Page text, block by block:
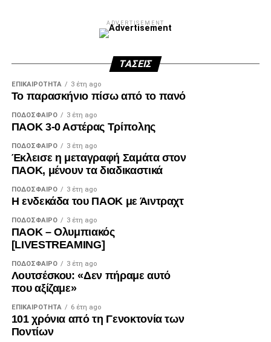
ADVERTISEMENT
ΤΆΣΕΙΣ
ΕΠΙΚΑΙΡΌΤΗΤΑ 3 έτη ago
Το παρασκήνιο πίσω από το πανό
ΠΟΔΌΣΦΑΙΡΟ 3 έτη ago
ΠΑΟΚ 3-0 Αστέρας Τρίπολης
ΠΟΔΌΣΦΑΙΡΟ 3 έτη ago
Έκλεισε η μεταγραφή Σαμάτα στον
ΠΑΟΚ, μένουν τα διαδικαστικά
ΠΟΔΌΣΦΑΙΡΟ 3 έτη ago
Η ενδεκάδα του ΠΑΟΚ με Άιντραχτ
ΠΟΔΌΣΦΑΙΡΟ 3 έτη ago
ΠΑΟΚ – Ολυμπιακός
[LIVESTREAMING]
ΠΟΔΌΣΦΑΙΡΟ 3 έτη ago
Λουτσέσκου: «Δεν πήραμε αυτό
που αξίζαμε»
ΕΠΙΚΑΙΡΌΤΗΤΑ 6 έτη ago
101 χρόνια από τη Γενοκτονία των
Ποντίων